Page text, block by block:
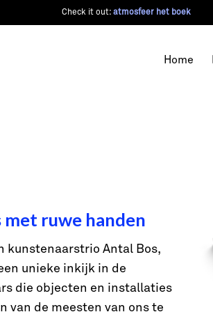
Check it out: atmosfeer het boek
Home
met ruwe handen
kunstenaarstrio Antal Bos,
unieke inkijk in de
die objecten en installaties
van de meesten van ons te